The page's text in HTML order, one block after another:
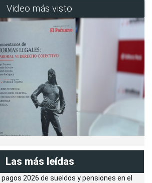
Video más visto
Las más leídas
2026 de sueldos y pensiones en el